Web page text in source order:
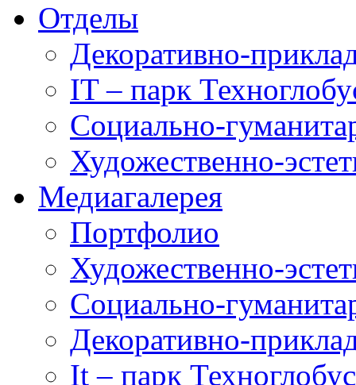
Отделы
Декоративно-
IT – парк
Социально-
Художественно-
Медиагалерея
Портфолио
Художественно-
Социально-
Декоративно-
It – парк Техноглобус